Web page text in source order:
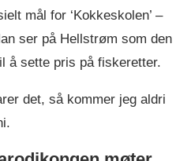
mål for ‘Kokkeskolen’ –
ser på Hellstrøm som den
å sette pris på fiskeretter.
det, så kommer jeg aldri